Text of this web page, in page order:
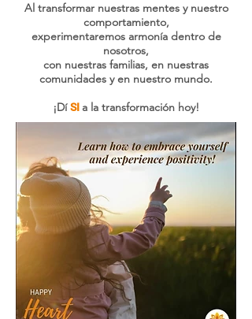
Al transformar nuestras mentes y nuestro
comportamiento,
experimentaremos armonía dentro de
nosotros,
con nuestras familias, en nuestras
comunidades y en nuestro mundo.
¡DíSI a la transformación hoy!